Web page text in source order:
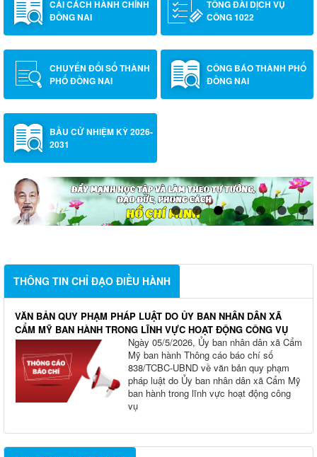
CẢI CÁCH HÀNH CHÍNH
ĐỒNG NAI
TỔNG ĐÀI DỊCH VỤ
CÔNG 1022
CHUYỂN ĐỔI SỐ THÀNH
PHỐ ĐỒNG NAI
CÔNG BÁO THÀNH PHỐ
ĐỒNG NAI
BẦU CỬ NHIỆM KỲ 2026-
2031
THÔNG TIN CHỈ ĐẠO ĐIỀU HÀNH
VĂN BẢN QUY PHẠM PHÁP LUẬT DO ỦY BAN NHÂN DÂN XÃ
CẨM MỸ BAN HÀNH TRONG LĨNH VỰC HOẠT ĐỘNG CÔNG VỤ
Ngày 05/5/2026, Ủy ban nhân dân xã Cẩm
Mỹ ban hành Thông cáo báo chí số
838/TCBC-UBND về văn bản quy phạm
pháp luật do Ủy ban nhân dân xã Cẩm Mỹ
ban hành trong lĩnh vực hoạt động công
vụ